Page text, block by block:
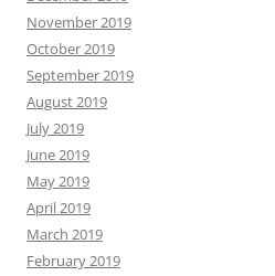
November 2019
October 2019
September 2019
August 2019
July 2019
June 2019
May 2019
April 2019
March 2019
February 2019